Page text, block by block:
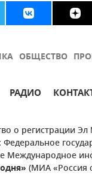
ОБЩЕСТВО
РАДИО
о регистрации
Международное
(МИА «Россия